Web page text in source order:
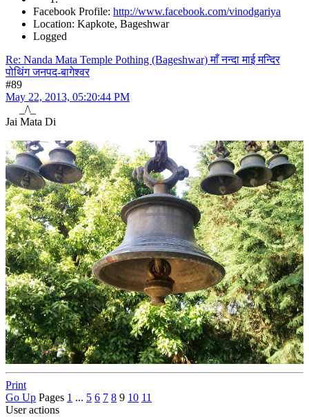
Facebook Profile: http://www.facebook.com/vinodgariya
Location: Kapkote, Bageshwar
Logged
Re: Nanda Mata Temple Pothing (Bageshwar) माँ नन्दा माई मन्दिर
पोथिंग जनपद-बागेश्वर
#89
May 22, 2013, 05:20:44 PM
_/\_
Jai Mata Di
Print
Go Up Pages 1 ... 5 6 7 8 9 10 11
User actions